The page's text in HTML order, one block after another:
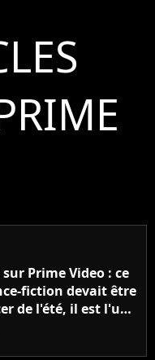
Prime Video : ce
fiction devait être
de l'été, il est l'un
échecs de l'année